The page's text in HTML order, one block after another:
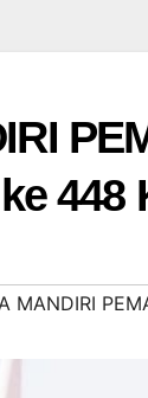
MANDIRI